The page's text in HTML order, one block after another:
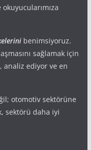
benimsiyoruz.
sağlamak için
analiz ediyor ve en
otomotiv sektörüne
sektörü daha iyi